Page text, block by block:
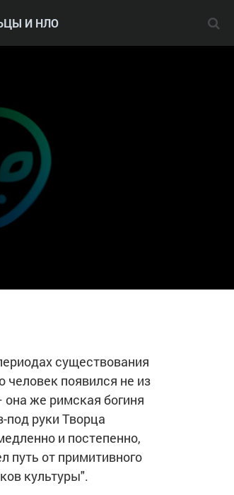
И НЛО
существования
человек появился не из
же римская богиня
руки Творца
и постепенно,
путь от примитивного
культуры".